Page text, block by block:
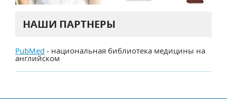
НАШИ ПАРТНЕРЫ
PubMed - национальная библиотека медицины на
английском